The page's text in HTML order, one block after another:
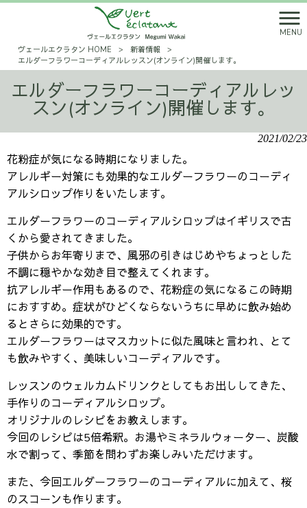
MENU
ヴェールエクラタン HOME
> 新着情報
>
エルダーフラワーコーディアルレッスン(オンライン)開催します。
エルダーフラワーコーディアルレッ
スン(オンライン)開催します。
2021/02/23
花粉症が気になる時期になりました。
アレルギー対策にも効果的なエルダーフラワーのコーディ
アルシロップ作りをいたします。
エルダーフラワーのコーディアルシロップはイギリスで古
くから愛されてきました。
子供からお年寄りまで、風邪の引きはじめやちょっとした
不調に穏やかな効き目で整えてくれます。
抗アレルギー作用もあるので、花粉症の気になるこの時期
におすすめ。症状がひどくならないうちに早めに飲み始め
るとさらに効果的です。
エルダーフラワーはマスカットに似た風味と言われ、とて
も飲みやすく、美味しいコーディアルです。
レッスンのウェルカムドリンクとしてもお出ししてきた、
手作りのコーディアルシロップ。
オリジナルのレシピをお教えします。
今回のレシピは5倍希釈。お湯やミネラルウォーター、炭酸
水で割って、季節を問わずお楽しみいただけます。
また、今回エルダーフラワーのコーディアルに加えて、桜
のスコーンも作ります。